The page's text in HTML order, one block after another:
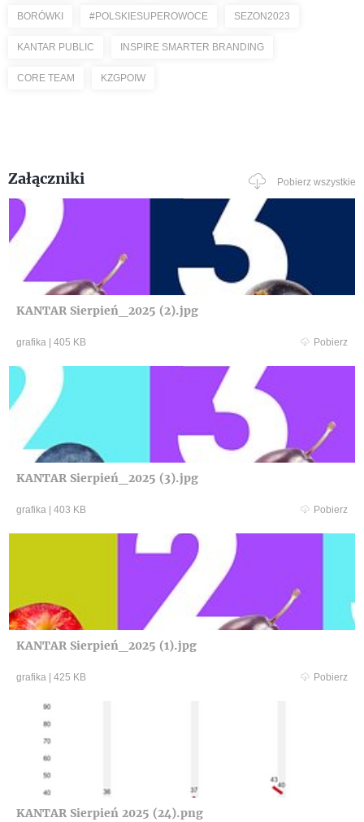
BORÓWKI #POLSKIESUPEROWOCE SEZON2023
KANTAR PUBLIC INSPIRE SMARTER BRANDING
CORE TEAM KZGPOIW
Załączniki Pobierz wszystkie
KANTAR Sierpień_2025 (2).jpg
grafika 405 KB Pobierz
KANTAR Sierpień_2025 (3).jpg
grafika 403 KB Pobierz
KANTAR Sierpień_2025 (1).jpg
grafika 425 KB Pobierz
KANTAR Sierpień 2025 (24).png